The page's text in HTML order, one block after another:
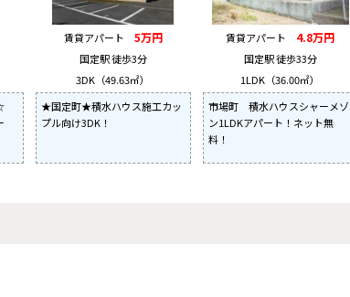
賃貸アパート 5万円
国定駅 徒歩3分
3DK（49.63㎡）
★国定町★積水ハウス施工カッ
プル向け3DK！
賃貸アパート 4.8万円
国定駅 徒歩33分
1LDK（36.00㎡）
市場町 積水ハウスシャーメゾ
ン1LDKアパート！ネット無
料！